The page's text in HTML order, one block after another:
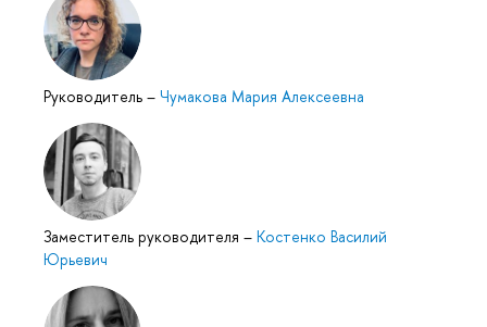
Руководитель – Чумакова Мария Алексеевна
Заместитель руководителя – Костенко Василий
Юрьевич